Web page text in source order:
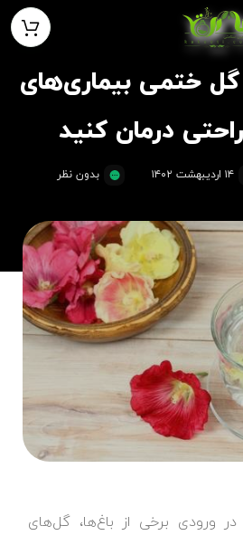
ختمی بیماری‌های
درمان کنید
۱۴ اردیبهشت ۱۴۰۲ بدون نظر
ورودی برخی از باغ‌ها، گل‌های